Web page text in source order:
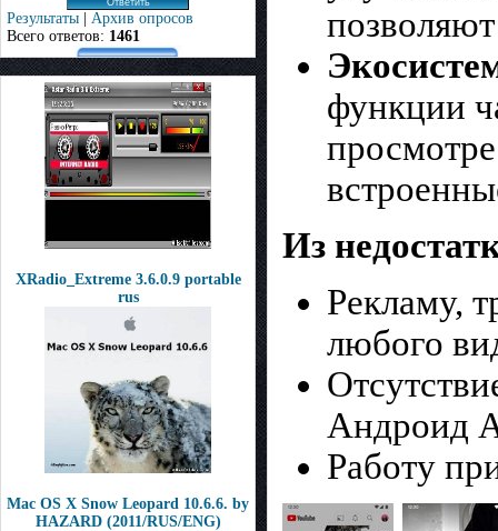
Результаты | Архив опросов
Всего ответов: 1461
XRadio_Extreme 3.6.0.9 portable
rus
Mac OS X Snow Leopard 10.6.6. by
HAZARD (2011/RUS/ENG)
функции
Из
Рекламу,
любого
Андроид
Работу